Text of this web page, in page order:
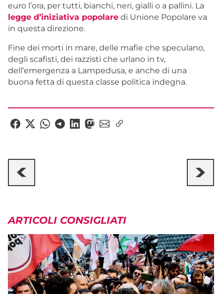
euro l’ora, per tutti, bianchi, neri, gialli o a pallini. La
legge d’iniziativa popolare di Unione Popolare va
in questa direzione.
Fine dei morti in mare, delle mafie che speculano,
degli scafisti, dei razzisti che urlano in tv,
dell’emergenza a Lampedusa, e anche di una
buona fetta di questa classe politica indegna.
ARTICOLI CONSIGLIATI